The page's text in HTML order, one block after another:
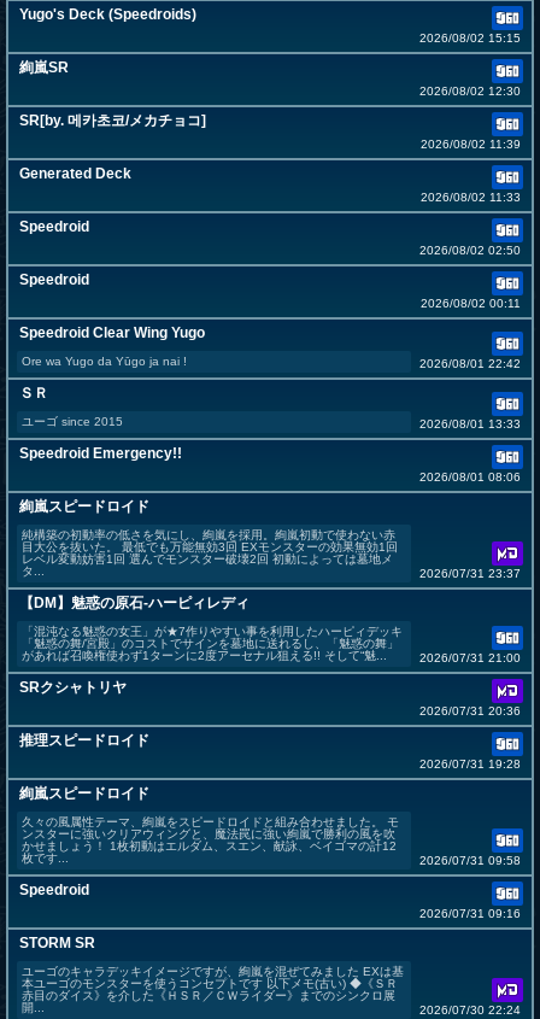
Yugo's Deck (Speedroids)
2026/08/02 15:15
絢嵐SR
2026/08/02 12:30
SR[by. 메카초코/メカチョコ]
2026/08/02 11:39
Generated Deck
2026/08/02 11:33
Speedroid
2026/08/02 02:50
Speedroid
2026/08/02 00:11
Speedroid Clear Wing Yugo
Ore wa Yugo da Yūgo ja nai ! 2026/08/01 22:42
ＳＲ
ユーゴ since 2015 2026/08/01 13:33
Speedroid Emergency!!
2026/08/01 08:06
絢嵐スピードロイド
純構築の初動率の低さを気にし、絢嵐を採用。絢嵐初動で使わない赤
目大公を抜いた。 最低でも万能無効3回 EXモンスターの効果無効1回
レベル変動妨害1回 選んでモンスター破壊2回 初動によっては墓地メ
タ...
2026/07/31 23:37
【DM】魅惑の原石-ハーピィレディ
「混沌なる魅惑の女王」が★7作りやすい事を利用したハーピィデッキ
「魅惑の舞/宮殿」のコストでサインを墓地に送れるし、「魅惑の舞」
があれば召喚権使わず1ターンに2度アーセナル狙える!! そして“魅...
2026/07/31 21:00
SRクシャトリヤ
2026/07/31 20:36
推理スピードロイド
2026/07/31 19:28
絢嵐スピードロイド
久々の風属性テーマ、絢嵐をスピードロイドと組み合わせました。 モ
ンスターに強いクリアウィングと、魔法罠に強い絢嵐で勝利の風を吹
かせましょう！ 1枚初動はエルダム、スエン、献詠、ベイゴマの計12
枚です...
2026/07/31 09:58
Speedroid
2026/07/31 09:16
STORM SR
ユーゴのキャラデッキイメージですが、絢嵐を混ぜてみました EXは基
本ユーゴのモンスターを使うコンセプトです 以下メモ(古い) ◆《ＳＲ
赤目のダイス》を介した《ＨＳＲ／ＣＷライダー》までのシンクロ展
開...
2026/07/30 22:24